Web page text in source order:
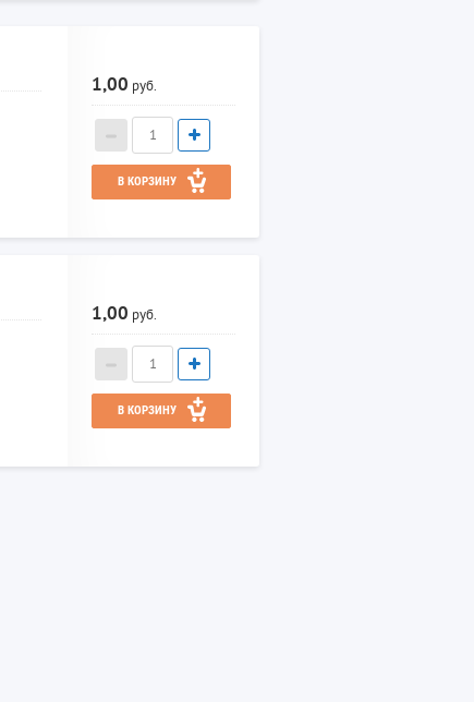
1,00 руб.
В КОРЗИНУ
1,00 руб.
В КОРЗИНУ